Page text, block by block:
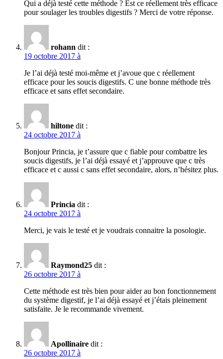
Qui a déjà testé cette méthode ? Est ce réellement très efficace
pour soulager les troubles digestifs ? Merci de votre réponse.
rohann dit :
19 octobre 2017 à
Je l’ai déjà testé moi-même et j’avoue que c réellement
efficace pour les soucis digestifs. C une bonne méthode très
efficace et sans effet secondaire.
hiltone dit :
24 octobre 2017 à
Bonjour Princia, je t’assure que c fiable pour combattre les
soucis digestifs, je l’ai déjà essayé et j’approuve que c très
efficace et c aussi c sans effet secondaire, alors, n’hésitez plus.
Princia dit :
24 octobre 2017 à
Merci, je vais le testé et je voudrais connaitre la posologie.
Raymond25 dit :
26 octobre 2017 à
Cette méthode est très bien pour aider au bon fonctionnement
du système digestif, je l’ai déjà essayé et j’étais pleinement
satisfaite. Je le recommande vivement.
Apollinaire dit :
26 octobre 2017 à